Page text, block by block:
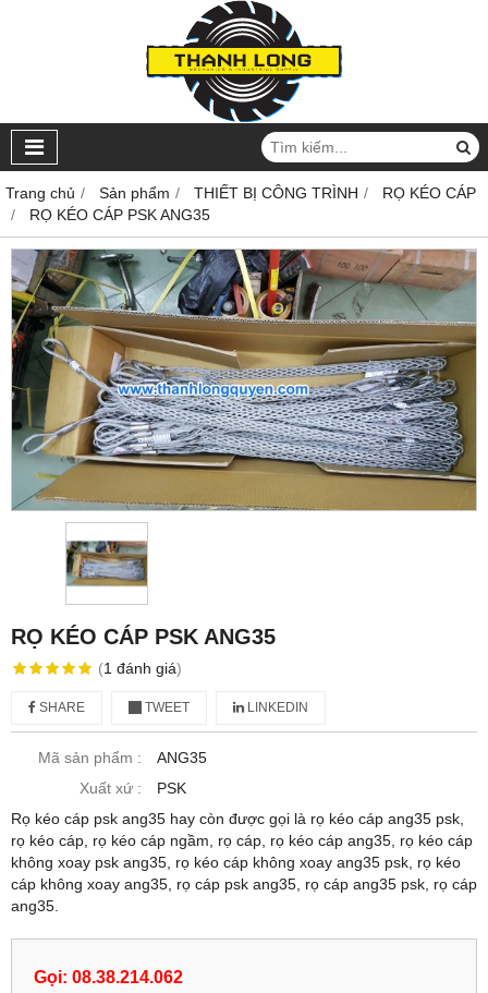
Trang chủ Sản phẩm THIẾT BỊ CÔNG TRÌNH
RỌ KÉO CÁP
RỌ KÉO CÁP PSK ANG35
RỌ KÉO CÁP PSK ANG35
(1 đánh giá)
SHARE TWEET LINKEDIN
Mã sản phẩm :
ANG35
Xuất xứ :
PSK
Rọ kéo cáp psk ang35 hay còn được gọi là rọ kéo cáp ang35 psk,
rọ kéo cáp, rọ kéo cáp ngầm, rọ cáp, rọ kéo cáp ang35, rọ kéo cáp
không xoay psk ang35, rọ kéo cáp không xoay ang35 psk, rọ kéo
cáp không xoay ang35, rọ cáp psk ang35, rọ cáp ang35 psk, rọ cáp
ang35.
Gọi: 08.38.214.062